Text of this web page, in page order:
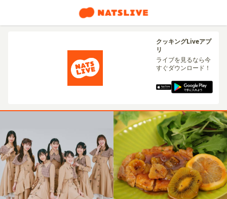
クッキングLiveアプ
リ
ライブを見るなら今
すぐダウンロード！